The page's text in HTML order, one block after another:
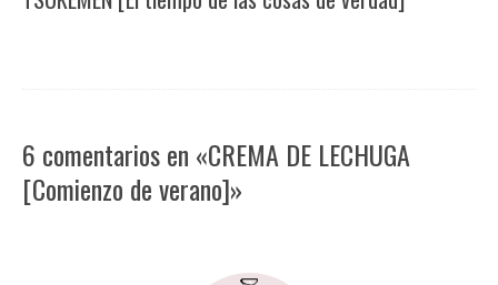
6 comentarios en «CREMA DE LECHUGA
[Comienzo de verano]»